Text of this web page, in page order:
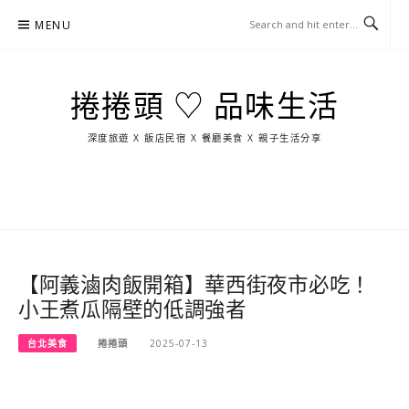
MENU
捲捲頭 ♡ 品味生活
深度旅遊 X 飯店民宿 X 餐廳美食 X 親子生活分享
【阿義滷肉飯開箱】華西街夜市必吃！
小王煮瓜隔壁的低調強者
台北美食 捲捲頭 2025-07-13